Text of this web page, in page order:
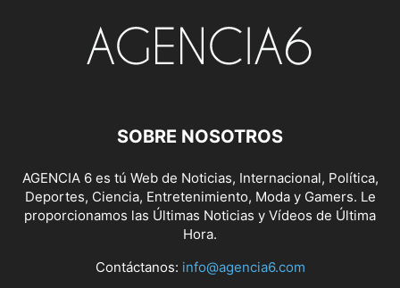
SOBRE NOSOTROS
AGENCIA 6 es tú Web de Noticias, Internacional, Política,
Deportes, Ciencia, Entretenimiento, Moda y Gamers. Le
proporcionamos las Últimas Noticias y Vídeos de Última
Hora.
Contáctanos: info@agencia6.com